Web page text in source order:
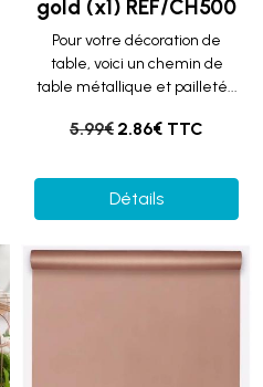
gold (x1) REF/CH500
Pour votre décoration de
table, voici un chemin de
table métallique et pailleté...
5.99€ 2.86€ TTC
Détails